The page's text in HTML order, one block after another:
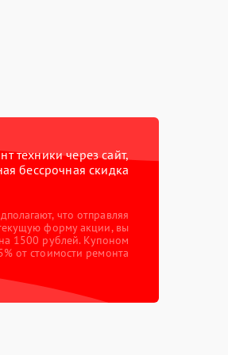
техники через сайт,
бессрочная скидка
что отправляя
форму акции, вы
1500 рублей. Купоном
от стоимости ремонта